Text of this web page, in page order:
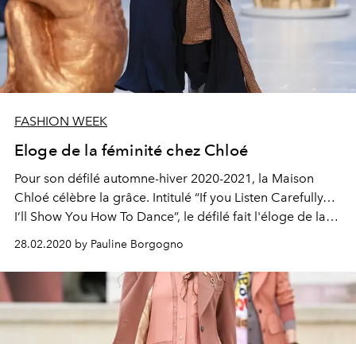
FASHION WEEK
Eloge de la féminité chez Chloé
Pour son défilé automne-hiver 2020-2021, la Maison
Chloé célèbre la grâce. Intitulé “If you Listen Carefully…
I’ll Show You How To Dance”, le défilé fait l'éloge de la
28.02.2020 by Pauline Borgogno